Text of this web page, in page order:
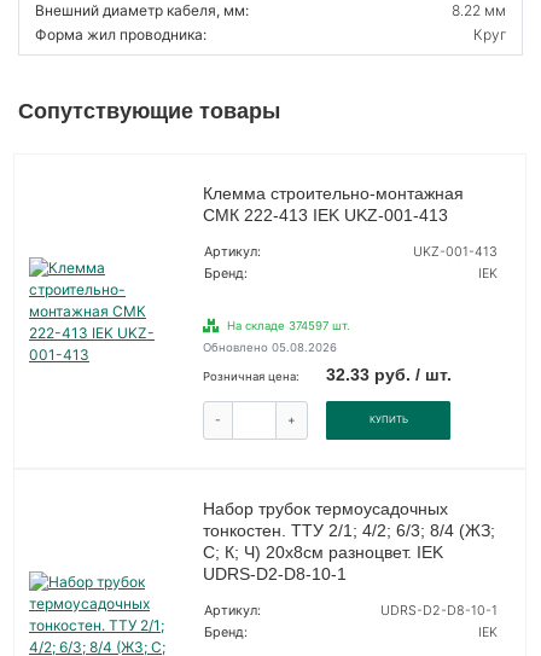
Внешний диаметр кабеля, мм:
8.22 мм
Форма жил проводника:
Круг
Сопутствующие товары
Клемма строительно-монтажная
СМК 222-413 IEK UKZ-001-413
Артикул:
UKZ-001-413
Бренд:
IEK
На складе 374597 шт.
Обновлено 05.08.2026
Розничная цена: 32.33 руб. / шт.
- + КУПИТЬ
Набор трубок термоусадочных
тонкостен. ТТУ 2/1; 4/2; 6/3; 8/4 (ЖЗ;
С; К; Ч) 20х8см разноцвет. IEK
UDRS-D2-D8-10-1
Артикул:
UDRS-D2-D8-10-1
Бренд:
IEK